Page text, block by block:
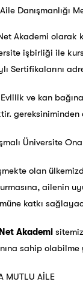
Aile Danışmanlığı
Akademi olarak
işbirliği ile
Sertifikalarını
ve kan
gereksiniminden
Üniversite
olan
ailenin
katkı
Akademi
sahip
MUTLU AİLE